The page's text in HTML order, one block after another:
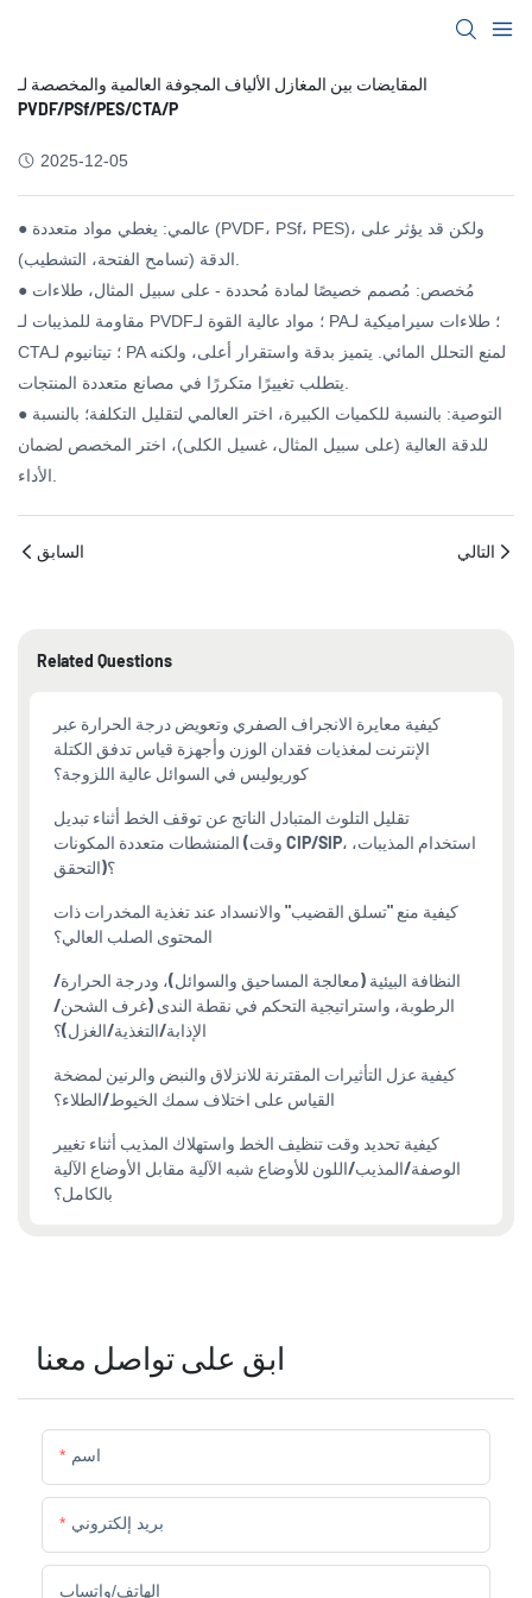
المقايضات بين المغازل الألياف المجوفة العالمية والمخصصة لـ
PVDF/PSf/PES/CTA/P
2025-12-05
● عالمي: يغطي مواد متعددة (PVDF، PSf، PES)، ولكن قد يؤثر على
● مُخصص: مُصمم خصيصًا لمادة مُحددة - على سبيل المثال، طلاءات
مقاومة للمذيبات لـ PVDF؛ مواد عالية القوة لـ PA؛ طلاءات سيراميكية لـ
CTA؛ تيتانيوم لـ PA لمنع التحلل المائي. يتميز بدقة واستقرار أعلى، ولكنه
● التوصية: بالنسبة للكميات الكبيرة، اختر العالمي لتقليل التكلفة؛ بالنسبة
للدقة العالية (على سبيل المثال، غسيل الكلى)، اختر المخصص لضمان
السابق التالي
Related Questions
كيفية معايرة الانجراف الصفري وتعويض درجة الحرارة عبر
الإنترنت لمغذيات فقدان الوزن وأجهزة قياس تدفق الكتلة
كوريوليس في السوائل عالية اللزوجة؟
تقليل التلوث المتبادل الناتج عن توقف الخط أثناء تبديل
المنشطات متعددة المكونات (وقت CIP/SIP، استخدام المذيبات،
التحقق)؟
كيفية منع "تسلق القضيب" والانسداد عند تغذية المخدرات ذات
المحتوى الصلب العالي؟
النظافة البيئية (معالجة المساحيق والسوائل)، ودرجة الحرارة/
الرطوبة، واستراتيجية التحكم في نقطة الندى (غرف الشحن/
الإذابة/التغذية/الغزل)؟
كيفية عزل التأثيرات المقترنة للانزلاق والنبض والرنين لمضخة
القياس على اختلاف سمك الخيوط/الطلاء؟
كيفية تحديد وقت تنظيف الخط واستهلاك المذيب أثناء تغيير
الوصفة/المذيب/اللون للأوضاع شبه الآلية مقابل الأوضاع الآلية
بالكامل؟
ابق على تواصل معنا
اسم
بريد إلكتروني
الهاتف/واتساب